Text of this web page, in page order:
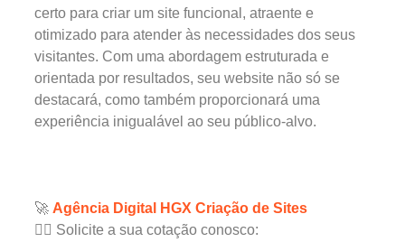
certo para criar um site funcional, atraente e
otimizado para atender às necessidades dos seus
visitantes. Com uma abordagem estruturada e
orientada por resultados, seu website não só se
destacará, como também proporcionará uma
experiência inigualável ao seu público-alvo.
🚀 Agência Digital HGX Criação de Sites
✍🏻 Solicite a sua cotação conosco: